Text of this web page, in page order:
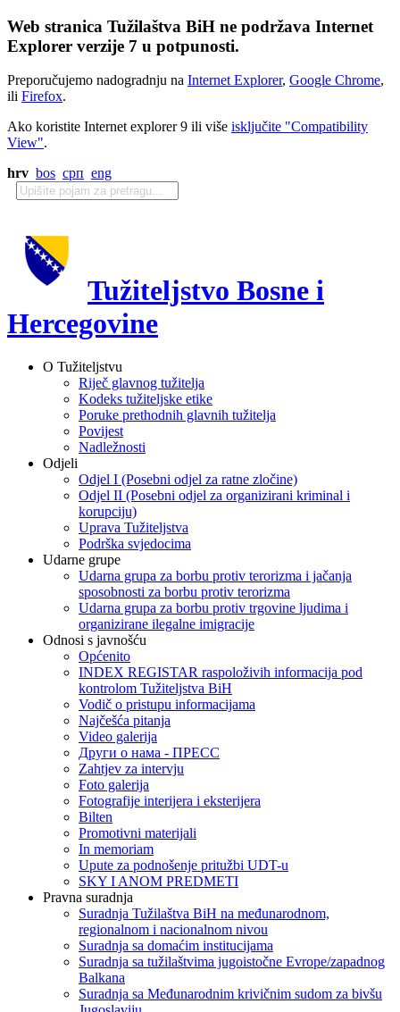
Web stranica Tužilaštva BiH ne podržava Internet
Explorer verzije 7 u potpunosti.
Preporučujemo nadogradnju na Internet Explorer, Google Chrome,
ili Firefox.
Ako koristite Internet explorer 9 ili više isključite "Compatibility
View".
hrv bos срп eng
Tužiteljstvo Bosne i
Hercegovine
O Tužiteljstvu
Riječ glavnog tužitelja
Kodeks tužiteljske etike
Poruke prethodnih glavnih tužitelja
Povijest
Nadležnosti
Odjeli
Odjel I (Posebni odjel za ratne zločine)
Odjel II (Posebni odjel za organizirani kriminal i
korupciju)
Uprava Tužiteljstva
Podrška svjedocima
Udarne grupe
Udarna grupa za borbu protiv terorizma i jačanja
sposobnosti za borbu protiv terorizma
Udarna grupa za borbu protiv trgovine ljudima i
organizirane ilegalne imigracije
Odnosi s javnošću
Općenito
INDEX REGISTAR raspoloživih informacija pod
kontrolom Tužiteljstva BiH
Vodič o pristupu informacijama
Najčešća pitanja
Video galerija
Други о нама - ПРЕСC
Zahtjev za intervju
Foto galerija
Fotografije interijera i eksterijera
Bilten
Promotivni materijali
In memoriam
Upute za podnošenje pritužbi UDT-u
SKY I ANOM PREDMETI
Pravna suradnja
Suradnja Tužilaštva BiH na međunarodnom,
regionalnom i nacionalnom nivou
Suradnja sa domaćim institucijama
Suradnja sa tužilaštvima jugoistočne Evrope/zapadnog
Balkana
Suradnja sa Međunarodnim krivičnim sudom za bivšu